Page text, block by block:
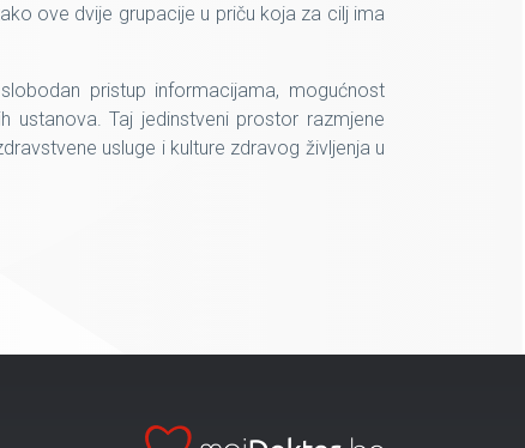
ove dvije grupacije u priču koja za cilj ima
pristup informacijama, mogućnost
ustanova. Taj jedinstveni prostor razmjene
usluge i kulture zdravog življenja u